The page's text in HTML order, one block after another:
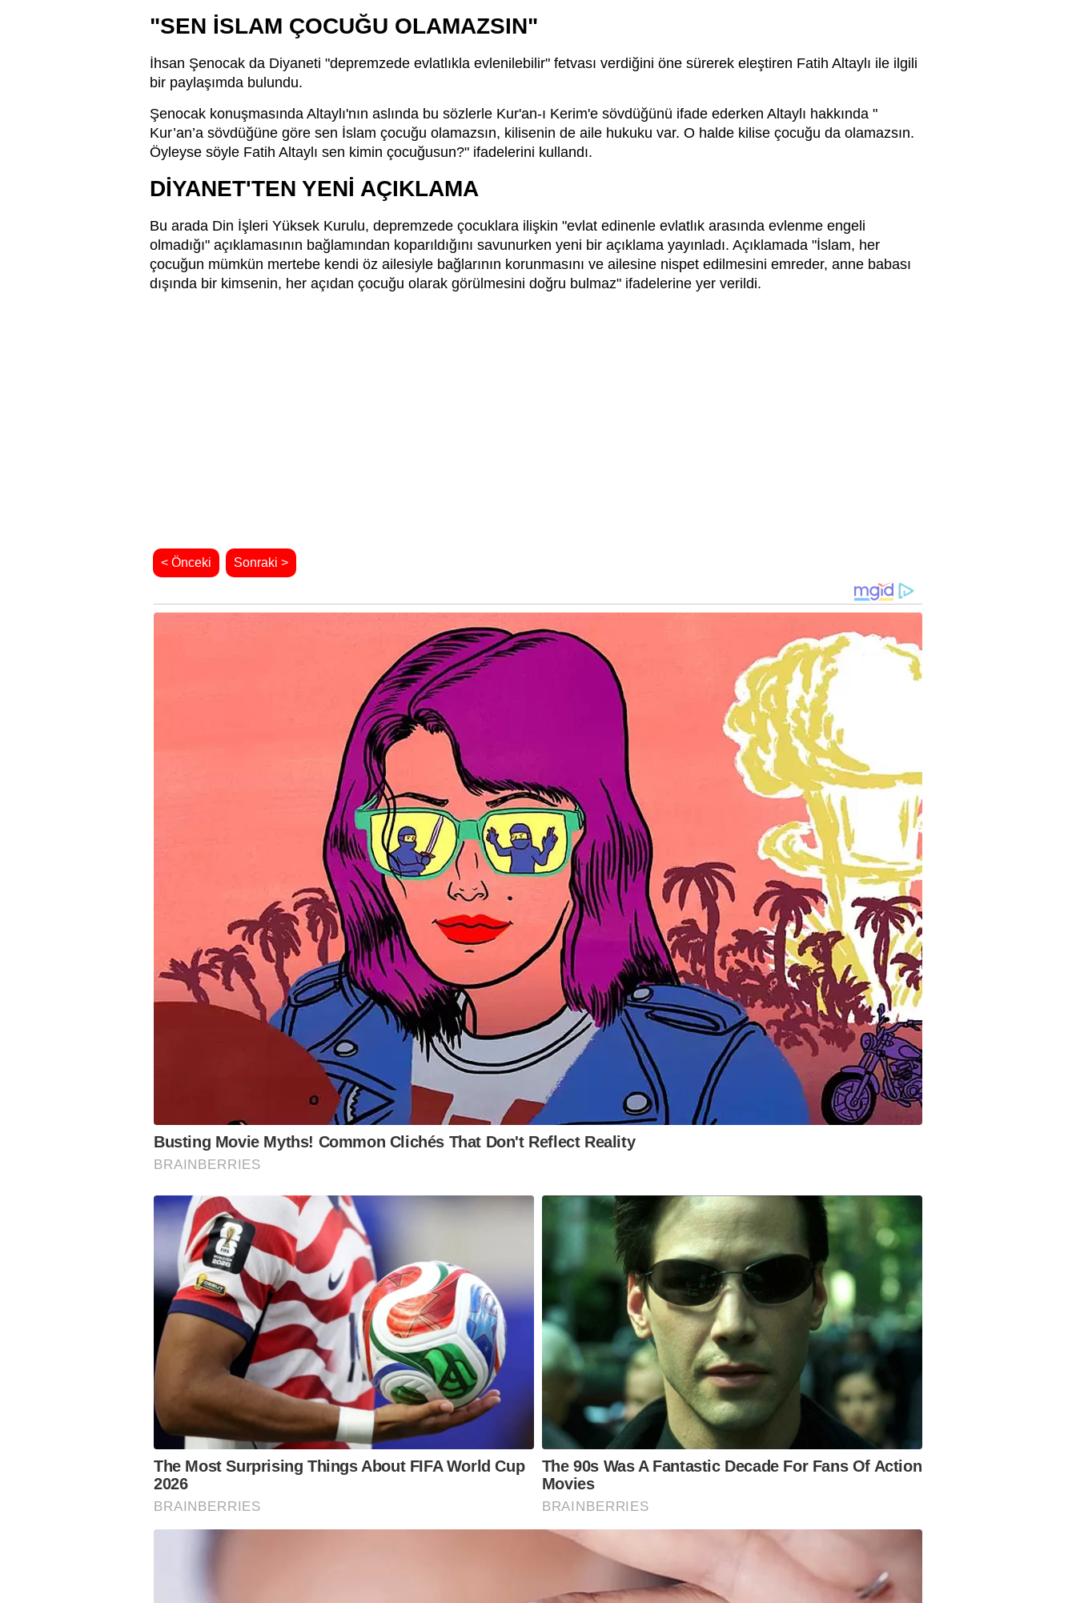
"SEN İSLAM ÇOCUĞU OLAMAZSIN"
İhsan Şenocak da Diyaneti "depremzede evlatlıkla evlenilebilir" fetvası verdiğini öne sürerek eleştiren Fatih Altaylı ile ilgili
bir paylaşımda bulundu.
Şenocak konuşmasında Altaylı'nın aslında bu sözlerle Kur'an-ı Kerim'e sövdüğünü ifade ederken Altaylı hakkında "
Kur’an’a sövdüğüne göre sen İslam çocuğu olamazsın, kilisenin de aile hukuku var. O halde kilise çocuğu da olamazsın.
Öyleyse söyle Fatih Altaylı sen kimin çocuğusun?" ifadelerini kullandı.
DİYANET'TEN YENİ AÇIKLAMA
Bu arada Din İşleri Yüksek Kurulu, depremzede çocuklara ilişkin "evlat edinenle evlatlık arasında evlenme engeli
olmadığı" açıklamasının bağlamından koparıldığını savunurken yeni bir açıklama yayınladı. Açıklamada "İslam, her
çocuğun mümkün mertebe kendi öz ailesiyle bağlarının korunmasını ve ailesine nispet edilmesini emreder, anne babası
dışında bir kimsenin, her açıdan çocuğu olarak görülmesini doğru bulmaz" ifadelerine yer verildi.
< Önceki Sonraki >